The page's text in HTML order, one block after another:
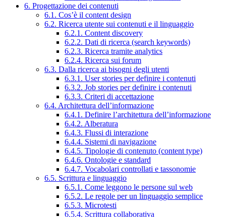
6. Progettazione dei contenuti
6.1. Cos’è il content design
6.2. Ricerca utente sui contenuti e il linguaggio
6.2.1. Content discovery
6.2.2. Dati di ricerca (search keywords)
6.2.3. Ricerca tramite analytics
6.2.4. Ricerca sui forum
6.3. Dalla ricerca ai bisogni degli utenti
6.3.1. User stories per definire i contenuti
6.3.2. Job stories per definire i contenuti
6.3.3. Criteri di accettazione
6.4. Architettura dell’informazione
6.4.1. Definire l’architettura dell’informazione
6.4.2. Alberatura
6.4.3. Flussi di interazione
6.4.4. Sistemi di navigazione
6.4.5. Tipologie di contenuto (content type)
6.4.6. Ontologie e standard
6.4.7. Vocabolari controllati e tassonomie
6.5. Scrittura e linguaggio
6.5.1. Come leggono le persone sul web
6.5.2. Le regole per un linguaggio semplice
6.5.3. Microtesti
6.5.4. Scrittura collaborativa